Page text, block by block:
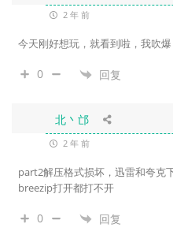
2 年 前
今天刚好想玩，就看到啦，我吹爆
0 回复
北丶邙
2 年 前
part2解压格式损坏，迅雷和夸克
breezip打开都打不开
0 回复